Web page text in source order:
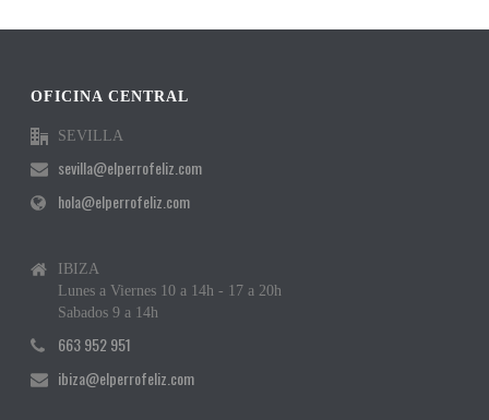
OFICINA CENTRAL
SEVILLA
sevilla@elperrofeliz.com
hola@elperrofeliz.com
IBIZA
Lunes a Viernes 10 a 14h - 17 a 20h
Sabados 9 a 14h
663 952 951
ibiza@elperrofeliz.com